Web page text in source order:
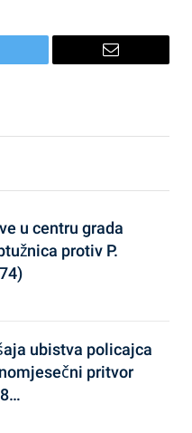
Email
u centru grada
protiv P.
ubistva policajca
pritvor